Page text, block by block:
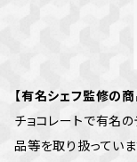
【有名シェフ監修の商
チョコレートで有名
品等を取り扱っていま